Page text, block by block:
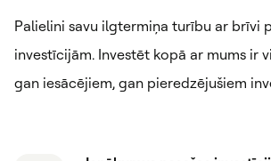
Palielini savu ilgtermiņa turību ar brīvi
investīcijām. Investēt kopā ar mums ir
gan iesācējiem, gan pieredzējušiem